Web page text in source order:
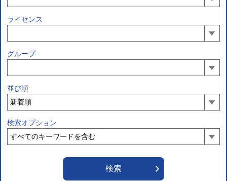
ライセンス
グループ
並び順
検索オプション